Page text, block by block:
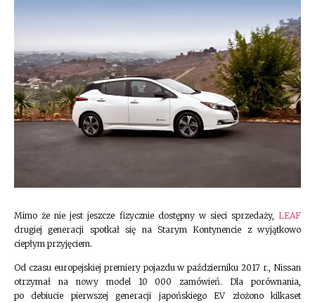
Mimo że nie jest jeszcze fizycznie dostępny w sieci sprzedaży, LEAF
drugiej generacji spotkał się na Starym Kontynencie z wyjątkowo
ciepłym przyjęciem.
Od czasu europejskiej premiery pojazdu w październiku 2017 r., Nissan
otrzymał na nowy model 10 000 zamówień. Dla porównania,
po debiucie pierwszej generacji japońskiego EV złożono kilkaset